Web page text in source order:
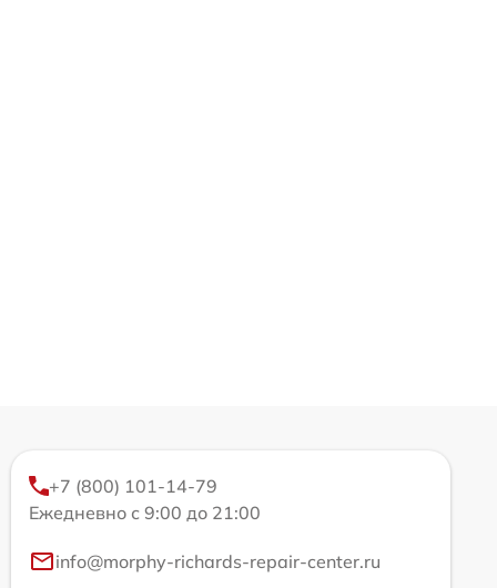
+7 (800) 101-14-79
Ежедневно с 9:00 до 21:00
info@morphy-richards-repair-center.ru